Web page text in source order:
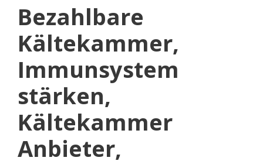
Bezahlbare
Kältekammer,
Immunsystem
stärken,
Kältekammer
Anbieter,